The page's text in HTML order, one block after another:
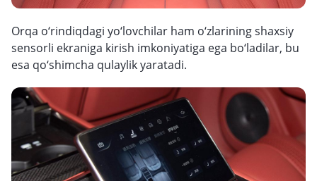
Orqa o‘rindiqdagi yo‘lovchilar ham o‘zlarining shaxsiy
sensorli ekraniga kirish imkoniyatiga ega bo‘ladilar, bu
esa qo‘shimcha qulaylik yaratadi.